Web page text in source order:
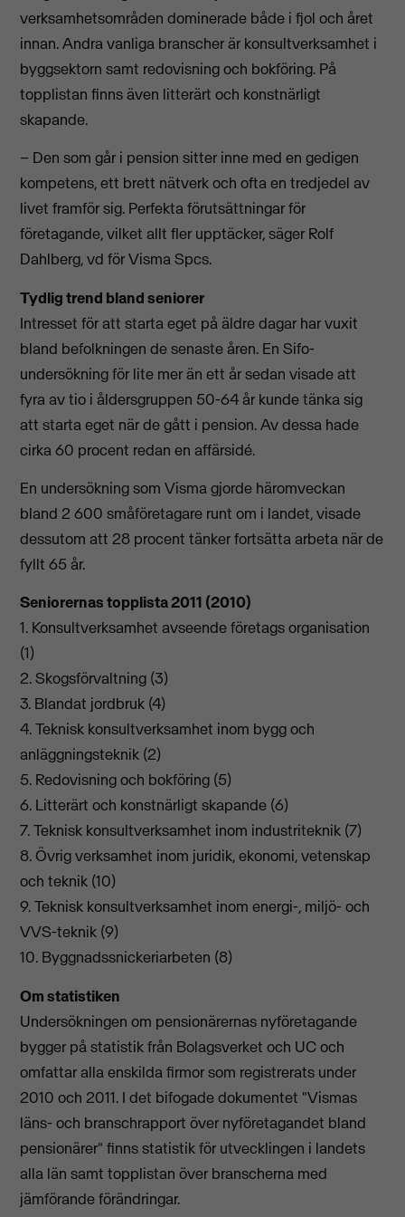
verksamhetsområden dominerade både i fjol och året
innan. Andra vanliga branscher är konsultverksamhet i
byggsektorn samt redovisning och bokföring. På
topplistan finns även litterärt och konstnärligt
skapande.
– Den som går i pension sitter inne med en gedigen
kompetens, ett brett nätverk och ofta en tredjedel av
livet framför sig. Perfekta förutsättningar för
företagande, vilket allt fler upptäcker, säger Rolf
Dahlberg, vd för Visma Spcs.
Tydlig trend bland seniorer
Intresset för att starta eget på äldre dagar har vuxit
bland befolkningen de senaste åren. En Sifo-
undersökning för lite mer än ett år sedan visade att
fyra av tio i åldersgruppen 50-64 år kunde tänka sig
att starta eget när de gått i pension. Av dessa hade
cirka 60 procent redan en affärsidé.
En undersökning som Visma gjorde häromveckan
bland 2 600 småföretagare runt om i landet, visade
dessutom att 28 procent tänker fortsätta arbeta när de
fyllt 65 år.
Seniorernas topplista 2011 (2010)
1. Konsultverksamhet avseende företags organisation
(1)
2. Skogsförvaltning (3)
3. Blandat jordbruk (4)
4. Teknisk konsultverksamhet inom bygg och
anläggningsteknik (2)
5. Redovisning och bokföring (5)
6. Litterärt och konstnärligt skapande (6)
7. Teknisk konsultverksamhet inom industriteknik (7)
8. Övrig verksamhet inom juridik, ekonomi, vetenskap
och teknik (10)
9. Teknisk konsultverksamhet inom energi-, miljö- och
VVS-teknik (9)
10. Byggnadssnickeriarbeten (8)
Om statistiken
Undersökningen om pensionärernas nyföretagande
bygger på statistik från Bolagsverket och UC och
omfattar alla enskilda firmor som registrerats under
2010 och 2011. I det bifogade dokumentet "Vismas
läns- och branschrapport över nyföretagandet bland
pensionärer"finns statistik för utvecklingen i landets
alla län samt topplistan över branscherna med
jämförande förändringar.